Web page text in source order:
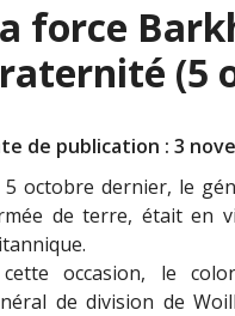
force
(5
de publication : 3
5 octobre dernier, le
de terre, était en
occasion, le
de division de